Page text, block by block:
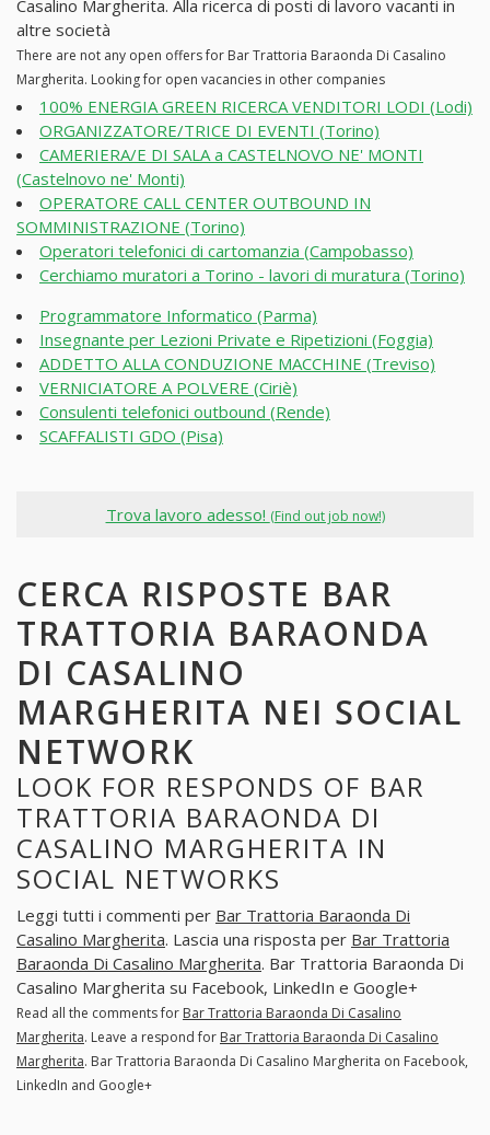
Casalino Margherita. Alla ricerca di posti di lavoro vacanti in
altre società
There are not any open offers for Bar Trattoria Baraonda Di Casalino
Margherita. Looking for open vacancies in other companies
100% ENERGIA GREEN RICERCA VENDITORI LODI (Lodi)
ORGANIZZATORE/TRICE DI EVENTI (Torino)
CAMERIERA/E DI SALA a CASTELNOVO NE' MONTI
(Castelnovo ne' Monti)
OPERATORE CALL CENTER OUTBOUND IN
SOMMINISTRAZIONE (Torino)
Operatori telefonici di cartomanzia (Campobasso)
Cerchiamo muratori a Torino - lavori di muratura (Torino)
Programmatore Informatico (Parma)
Insegnante per Lezioni Private e Ripetizioni (Foggia)
ADDETTO ALLA CONDUZIONE MACCHINE (Treviso)
VERNICIATORE A POLVERE (Ciriè)
Consulenti telefonici outbound (Rende)
SCAFFALISTI GDO (Pisa)
Trova lavoro adesso! (Find out job now!)
CERCA RISPOSTE BAR
TRATTORIA BARAONDA
DI CASALINO
MARGHERITA NEI SOCIAL
NETWORK
LOOK FOR RESPONDS OF BAR
TRATTORIA BARAONDA DI
CASALINO MARGHERITA IN
SOCIAL NETWORKS
Leggi tutti i commenti per Bar Trattoria Baraonda Di
Casalino Margherita. Lascia una risposta per Bar Trattoria
Baraonda Di Casalino Margherita. Bar Trattoria Baraonda Di
Casalino Margherita su Facebook, LinkedIn e Google+
Read all the comments for Bar Trattoria Baraonda Di Casalino
Margherita. Leave a respond for Bar Trattoria Baraonda Di Casalino
Margherita. Bar Trattoria Baraonda Di Casalino Margherita on Facebook,
LinkedIn and Google+